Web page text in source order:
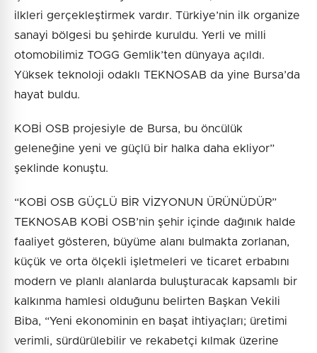
ilkleri gerçekleştirmek vardır. Türkiye’nin ilk organize
sanayi bölgesi bu şehirde kuruldu. Yerli ve milli
otomobilimiz TOGG Gemlik’ten dünyaya açıldı.
Yüksek teknoloji odaklı TEKNOSAB da yine Bursa’da
hayat buldu.
KOBİ OSB projesiyle de Bursa, bu öncülük
geleneğine yeni ve güçlü bir halka daha ekliyor”
şeklinde konuştu.
“KOBİ OSB GÜÇLÜ BİR VİZYONUN ÜRÜNÜDÜR”
TEKNOSAB KOBİ OSB’nin şehir içinde dağınık halde
faaliyet gösteren, büyüme alanı bulmakta zorlanan,
küçük ve orta ölçekli işletmeleri ve ticaret erbabını
modern ve planlı alanlarda buluşturacak kapsamlı bir
kalkınma hamlesi olduğunu belirten Başkan Vekili
Biba, “Yeni ekonominin en başat ihtiyaçları; üretimi
verimli, sürdürülebilir ve rekabetçi kılmak üzerine